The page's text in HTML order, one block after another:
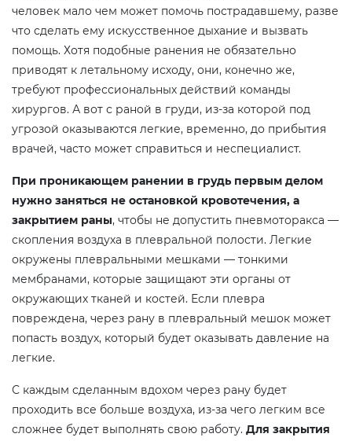
человек мало чем может помочь пострадавшему, разве
что сделать ему искусственное дыхание и вызвать
помощь. Хотя подобные ранения не обязательно
приводят к летальному исходу, они, конечно же,
требуют профессиональных действий команды
хирургов. А вот с раной в груди, из-за которой под
угрозой оказываются легкие, временно, до прибытия
врачей, часто может справиться и неспециалист.
При проникающем ранении в грудь первым делом
нужно заняться не остановкой кровотечения, а
закрытием раны, чтобы не допустить пневмоторакса —
скопления воздуха в плевральной полости. Легкие
окружены плевральными мешками — тонкими
мембранами, которые защищают эти органы от
окружающих тканей и костей. Если плевра
повреждена, через рану в плевральный мешок может
попасть воздух, который будет оказывать давление на
легкие.
С каждым сделанным вдохом через рану будет
проходить все больше воздуха, из-за чего легким все
сложнее будет выполнять свою работу. Для закрытия